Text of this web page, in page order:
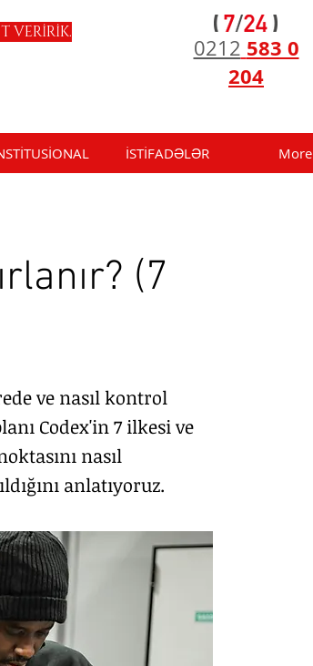
VERİRİK.
0212 583 0
204
İSTİFADƏLƏR More
(7
ve nasıl kontrol
Codex'in 7 ilkesi ve
nasıl
anlatıyoruz.